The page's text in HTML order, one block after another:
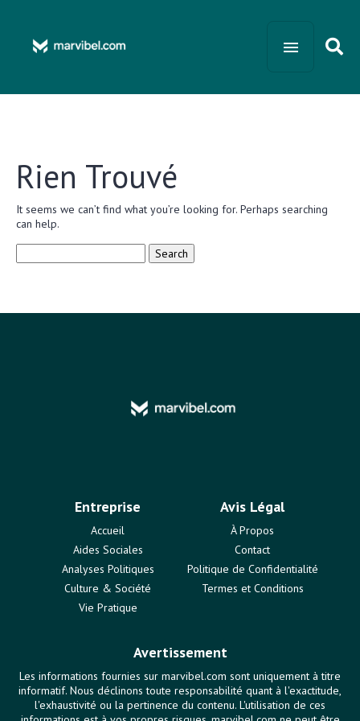
Rien Trouvé
It seems we can’t find what you’re looking for. Perhaps searching
can help.
Entreprise
Accueil
Aides Sociales
Analyses Politiques
Culture & Société
Vie Pratique
Avis Légal
À Propos
Contact
Politique de Confidentialité
Termes et Conditions
Avertissement
Les informations fournies sur marvibel.com sont uniquement à titre
informatif. Nous déclinons toute responsabilité quant à l'exactitude,
l'exhaustivité ou la pertinence du contenu. L'utilisation de ces